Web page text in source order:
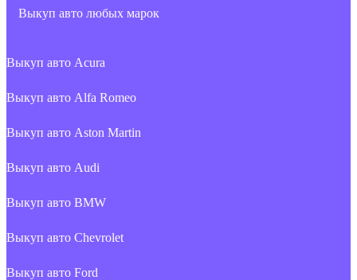
Выкуп авто любых марок
Выкуп авто Acura
Выкуп авто Alfa Romeo
Выкуп авто Aston Martin
Выкуп авто Audi
Выкуп авто BMW
Выкуп авто Chevrolet
Выкуп авто Ford